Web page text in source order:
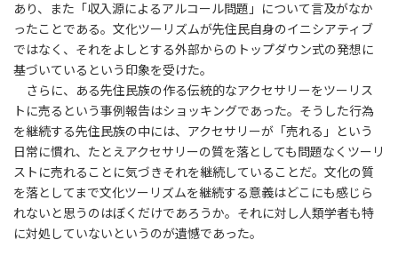
あり、また「収入源によるアルコール問題」について言及がなか
ったことである。文化ツーリズムが先住民自身のイニシアティブ
ではなく、それをよしとする外部からのトップダウン式の発想に
基づいているという印象を受けた。
さらに、ある先住民族の作る伝統的なアクセサリーをツーリス
トに売るという事例報告はショッキングであった。そうした行為
を継続する先住民族の中には、アクセサリーが「売れる」という
日常に慣れ、たとえアクセサリーの質を落としても問題なくツーリ
ストに売れることに気づきそれを継続していることだ。文化の質
を落としてまで文化ツーリズムを継続する意義はどこにも感じら
れないと思うのはぼくだけであろうか。それに対し人類学者も特
に対処していないというのが遺憾であった。